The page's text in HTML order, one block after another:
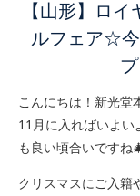
【山形】ロ
ルフェア☆
こんにちは！新光堂
11月に入ればいよ
も良い頃合いですね
クリスマスにご入籍